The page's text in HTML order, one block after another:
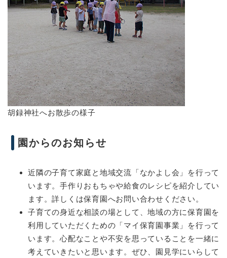
胡録神社へお散歩の様子
園からのお知らせ
近隣の子育て家庭と地域交流「なかよし会」を行って
います。手作りおもちゃや給食のレシピを紹介してい
ます。詳しくは保育園へお問い合わせください。
子育ての身近な相談の場として、地域の方に保育園を
利用していただくための「マイ保育園事業」を行って
います。心配なことや不安を思っていることを一緒に
考えていきたいと思います。ぜひ、園見学にいらして